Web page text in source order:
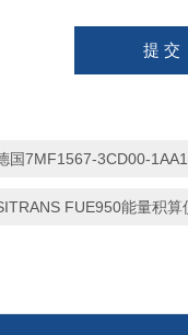
国7MF1567-3CD00-
FUE950能量积